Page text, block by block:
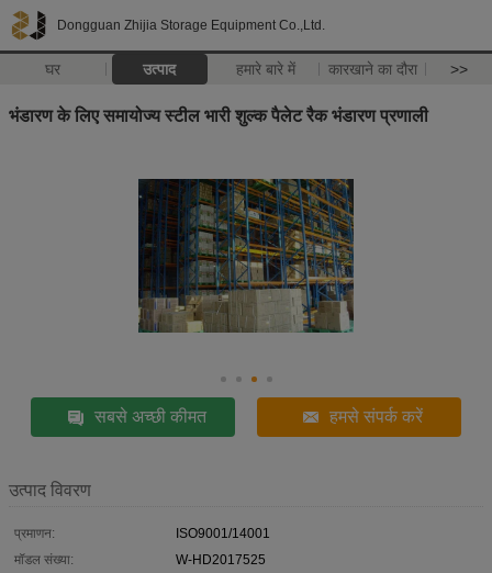
Dongguan Zhijia Storage Equipment Co.,Ltd.
घर उत्पाद हमारे बारे में कारखाने का दौरा >>
भंडारण के लिए समायोज्य स्टील भारी शुल्क पैलेट रैक भंडारण प्रणाली
सबसे अच्छी कीमत हमसे संपर्क करें
उत्पाद विवरण
प्रमाणन:
ISO9001/14001
मॉडल संख्या:
W-HD2017525